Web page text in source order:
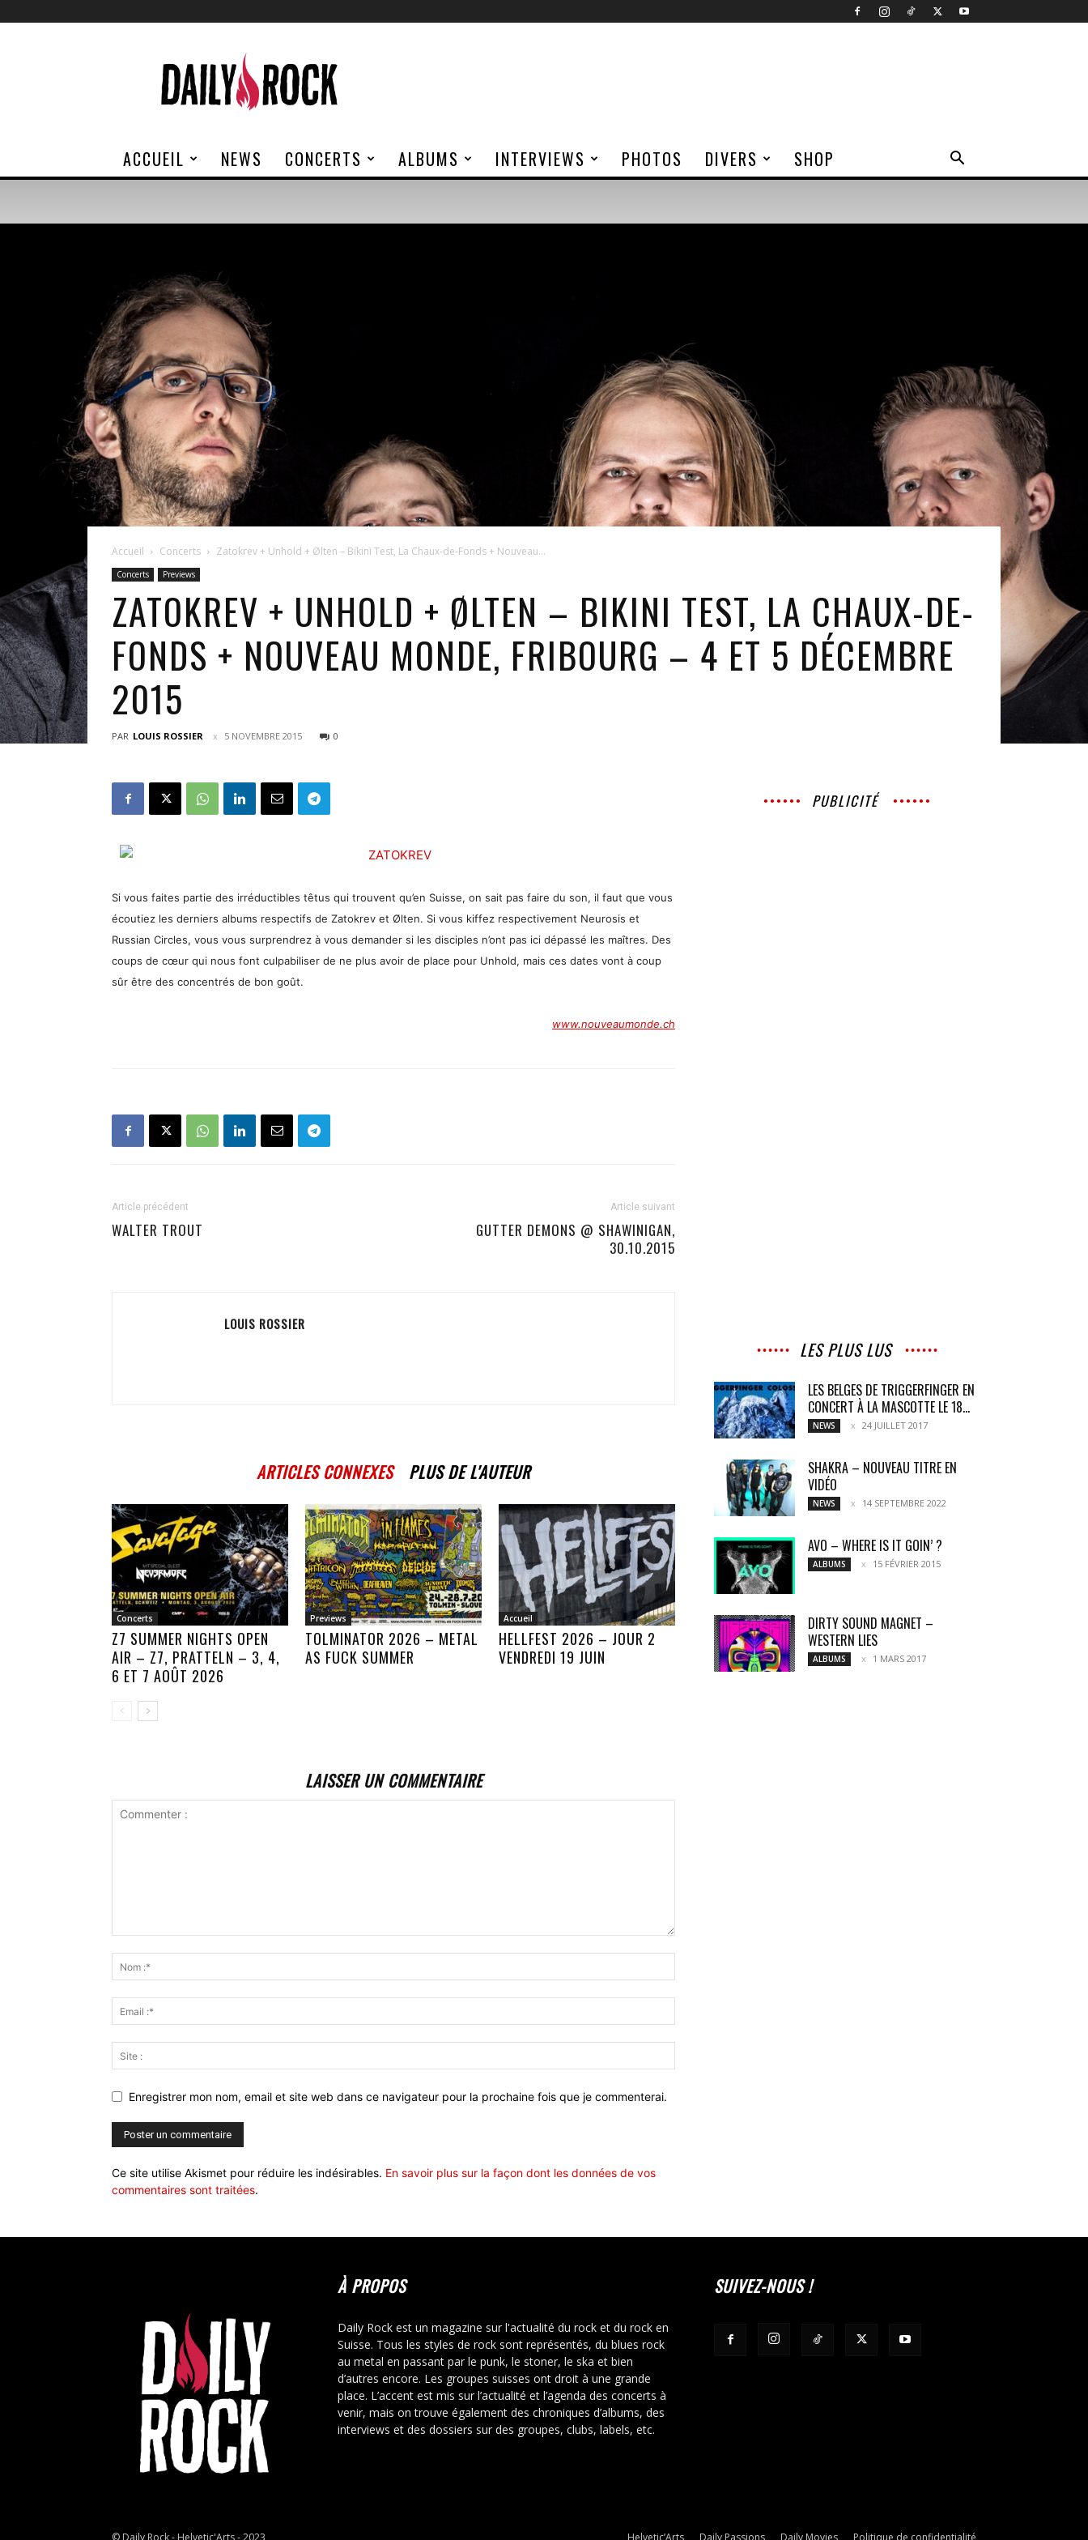
Rock
ACCUEIL NEWS CONCERTS ALBUMS INTERVIEWS PHOTOS DIVERS SHOP
Accueil Concerts Zatokrev + Unhold + Ølten – Bikini Test, La Chaux-de-Fonds + Nouveau...
Concerts Previews
ZATOKREV + UNHOLD + ØLTEN – BIKINI TEST, LA CHAUX-DE-
FONDS + NOUVEAU MONDE, FRIBOURG – 4 ET 5 DÉCEMBRE
2015
PAR LOUIS ROSSIER 5 NOVEMBRE 2015 0
Si vous faites partie des irréductibles têtus qui trouvent qu’en Suisse, on sait pas faire du son, il faut que vous
écoutiez les derniers albums respectifs de Zatokrev et Ølten. Si vous kiffez respectivement Neurosis et
Russian Circles, vous vous surprendrez à vous demander si les disciples n’ont pas ici dépassé les maîtres. Des
coups de cœur qui nous font culpabiliser de ne plus avoir de place pour Unhold, mais ces dates vont à coup
sûr être des concentrés de bon goût.
www.nouveaumonde.ch
Article précédent
WALTER TROUT
Article suivant
GUTTER DEMONS @ SHAWINIGAN,
30.10.2015
LOUIS ROSSIER
ARTICLES CONNEXES PLUS DE L'AUTEUR
Concerts
Z7 SUMMER NIGHTS OPEN
AIR – Z7, PRATTELN – 3, 4,
6 ET 7 AOÛT 2026
Previews
TOLMINATOR 2026 – METAL
AS FUCK SUMMER
Accueil
HELLFEST 2026 – JOUR 2
VENDREDI 19 JUIN
LAISSER UN COMMENTAIRE
Enregistrer mon nom, email et site web dans ce navigateur pour la prochaine fois que je commenterai.
Ce site utilise Akismet pour réduire les indésirables. En savoir plus sur la façon dont les données de vos
commentaires sont traitées.
PUBLICITÉ
LES PLUS LUS
LES BELGES DE TRIGGERFINGER EN
CONCERT À LA MASCOTTE LE 18...
NEWS 24 JUILLET 2017
SHAKRA – NOUVEAU TITRE EN
VIDÉO
NEWS 14 SEPTEMBRE 2022
AVO – WHERE IS IT GOIN’ ?
ALBUMS 15 FÉVRIER 2015
DIRTY SOUND MAGNET –
WESTERN LIES
ALBUMS 1 MARS 2017
À PROPOS
Daily Rock est un magazine sur l'actualité du rock et du rock en
Suisse. Tous les styles de rock sont représentés, du blues rock
au metal en passant par le punk, le stoner, le ska et bien
d’autres encore. Les groupes suisses ont droit à une grande
place. L’accent est mis sur l’actualité et l’agenda des concerts à
venir, mais on trouve également des chroniques d’albums, des
interviews et des dossiers sur des groupes, clubs, labels, etc.
SUIVEZ-NOUS !
Helvetic’Arts Daily Passions Daily Movies Politique de confidentialité
© Daily Rock - Helvetic'Arts - 2023